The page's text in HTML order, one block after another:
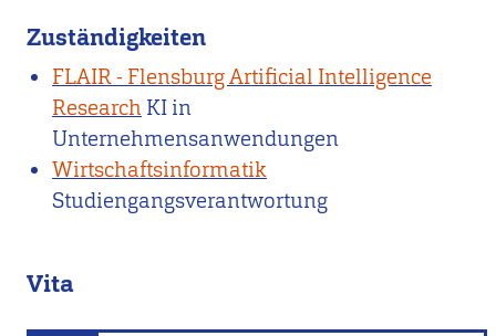
Zuständigkeiten
FLAIR - Flensburg Artificial Intelligence
Research KI in
Unternehmensanwendungen
Wirtschaftsinformatik
Studiengangsverantwortung
Vita